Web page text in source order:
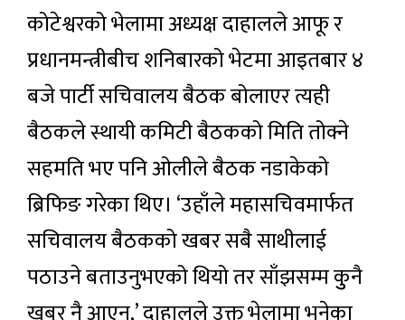
कोटेश्वरको भेलामा अध्यक्ष दाहालले आफू र
प्रधानमन्त्रीबीच शनिबारको भेटमा आइतबार ४
बजे पार्टी सचिवालय बैठक बोलाएर त्यही
बैठकले स्थायी कमिटी बैठकको मिति तोक्ने
सहमति भए पनि ओलीले बैठक नडाकेको
ब्रिफिङ गरेका थिए। ‘उहाँले महासचिवमार्फत
सचिवालय बैठकको खबर सबै साथीलाई
पठाउने बताउनुभएको थियो तर साँझसम्म कुुनै